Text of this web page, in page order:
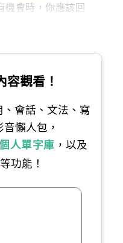
機會時，你應該回
觀看！
、會話、文法、寫
懶人包，
人單字庫 ，以及
等功能！